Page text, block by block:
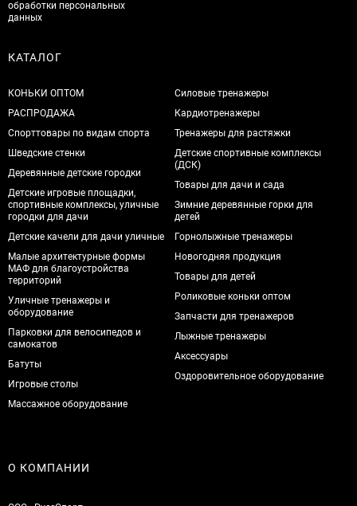
обработки персональных
данных
КАТАЛОГ
КОНЬКИ ОПТОМ
РАСПРОДАЖА
Спорттовары по видам спорта
Шведские стенки
Деревянные детские городки
Детские игровые площадки,
спортивные комплексы, уличные
городки для дачи
Детские качели для дачи уличные
Малые архитектурные формы
МАФ для благоустройства
территорий
Уличные тренажеры и
оборудование
Парковки для велосипедов и
самокатов
Батуты
Игровые столы
Массажное оборудование
Силовые тренажеры
Кардиотренажеры
Тренажеры для растяжки
Детские спортивные комплексы
(ДСК)
Товары для дачи и сада
Зимние деревянные горки для
детей
Горнолыжные тренажеры
Новогодняя продукция
Товары для детей
Роликовые коньки оптом
Запчасти для тренажеров
Лыжные тренажеры
Аксессуары
Оздоровительное оборудование
О КОМПАНИИ